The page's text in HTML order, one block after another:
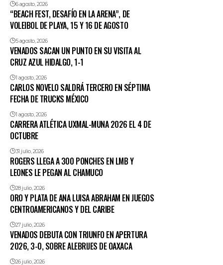
6 agosto, 2026
“BEACH FEST, DESAFÍO EN LA ARENA”, DE
VOLEIBOL DE PLAYA, 15 Y 16 DE AGOSTO
5 agosto, 2026
VENADOS SACAN UN PUNTO EN SU VISITA AL
CRUZ AZUL HIDALGO, 1-1
1 agosto, 2026
CARLOS NOVELO SALDRÁ TERCERO EN SÉPTIMA
FECHA DE TRUCKS MÉXICO
1 agosto, 2026
CARRERA ATLÉTICA UXMAL-MUNA 2026 EL 4 DE
OCTUBRE
31 julio, 2026
ROGERS LLEGA A 300 PONCHES EN LMB Y
LEONES LE PEGAN AL CHAMUCO
28 julio, 2026
ORO Y PLATA DE ANA LUISA ABRAHAM EN JUEGOS
CENTROAMERICANOS Y DEL CARIBE
27 julio, 2026
VENADOS DEBUTA CON TRIUNFO EN APERTURA
2026, 3-0, SOBRE ALEBRIJES DE OAXACA
26 julio, 2026